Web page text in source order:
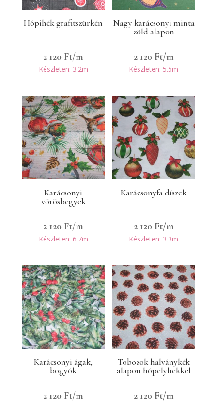
Hópihék grafitszürkén
2 120 Ft/m
Készleten: 3.2m
Nagy karácsonyi minta
zöld alapon
2 120 Ft/m
Készleten: 5.5m
Karácsonyi
vörösbegyek
2 120 Ft/m
Készleten: 6.7m
Karácsonyfa díszek
2 120 Ft/m
Készleten: 3.3m
Karácsonyi ágak,
bogyók
2 120 Ft/m
Tobozok halványkék
alapon hópelyhekkel
2 120 Ft/m